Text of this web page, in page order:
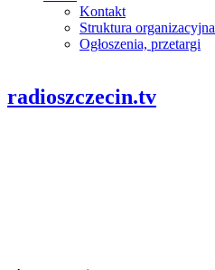
Kontakt
Struktura organizacyjna
Ogłoszenia, przetargi
radioszczecin.tv